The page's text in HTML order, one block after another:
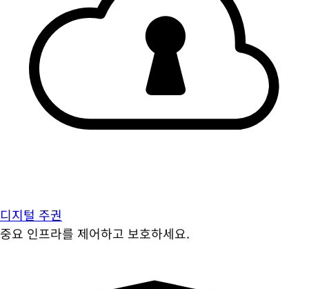
디지털 주권
중요 인프라를 제어하고 보호하세요.